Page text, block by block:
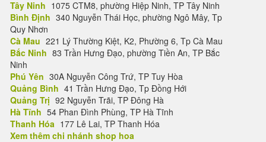
Tây Ninh 1075 CTM8, phường Hiệp Ninh, TP Tây Ninh
Bình Định 340 Nguyễn Thái Học, phường Ngô Mây, Tp
Quy Nhơn
Cà Mau 221 Lý Thường Kiệt, K2, Phường 6, Tp Cà Mau
Bắc Ninh 83 Trần Hưng Đạo, phường Tiền An, TP Bắc
Ninh
Phú Yên 30A Nguyễn Công Trứ, TP Tuy Hòa
Quảng Bình 41 Trần Hưng Đạo, Tp Đồng Hới
Quảng Trị 92 Nguyễn Trãi, TP Đông Hà
Hà Tĩnh 54 Phan Đình Phùng, TP Hà Tĩnh
Thanh Hóa 177 Lê Lai, TP Thanh Hóa
Xem thêm chi nhánh shop hoa